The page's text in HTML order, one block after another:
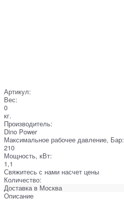
Артикул:
Вес:
0
кг.
Производитель:
Dino Power
Максимальное рабочее давление, Бар:
210
Мощность, кВт:
1,1
Свяжитесь с нами насчет цены
Количество:
Доставка в Москва
Описание